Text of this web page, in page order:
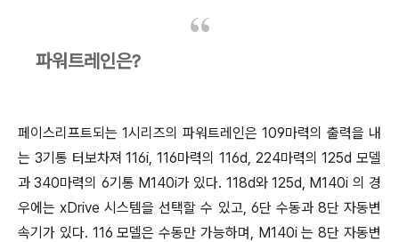
파워트레인은?
페이스리프트되는 1시리즈의 파워트레인은 109마력의 출력을 내
는 3기통 터보차져 116i, 116마력의 116d, 224마력의 125d 모델
과 340마력의 6기통 M140i가 있다. 118d와 125d, M140i 의 경
우에는 xDrive 시스템을 선택할 수 있고, 6단 수동과 8단 자동변
속기가 있다. 116 모델은 수동만 가능하며, M140i 는 8단 자동변